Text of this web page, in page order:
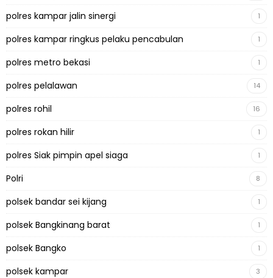
polres kampar jalin sinergi 1
polres kampar ringkus pelaku pencabulan 1
polres metro bekasi 1
polres pelalawan 14
polres rohil 16
polres rokan hilir 1
polres Siak pimpin apel siaga 1
Polri 8
polsek bandar sei kijang 1
polsek Bangkinang barat 1
polsek Bangko 1
polsek kampar 3